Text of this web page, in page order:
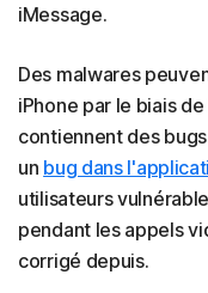
iMessage.
Des malwares
iPhone par le biais
contiennent des
un bug dans
utilisateurs
pendant les appels
corrigé depuis.